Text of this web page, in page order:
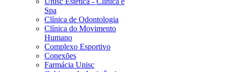
Spa
Clínica de Odontologia
Clínica do Movimento
Humano
Complexo Esportivo
Conexões
Farmácia Unisc